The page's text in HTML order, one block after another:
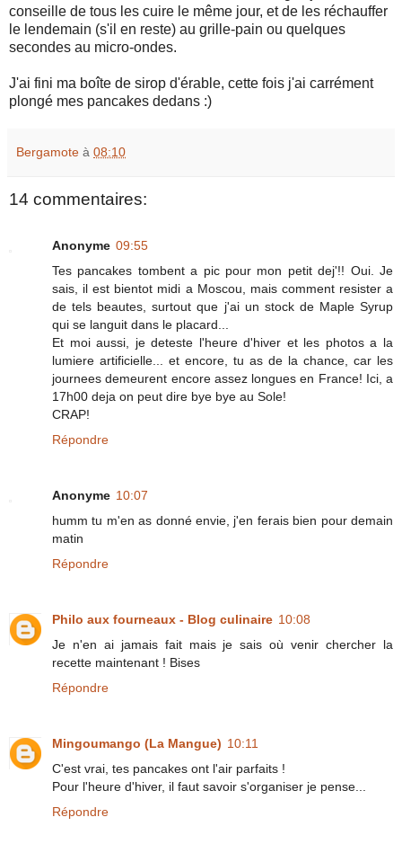
conseille de tous les cuire le même jour, et de les réchauffer
le lendemain (s'il en reste) au grille-pain ou quelques
secondes au micro-ondes.
J'ai fini ma boîte de sirop d'érable, cette fois j'ai carrément
plongé mes pancakes dedans :)
Bergamote à 08:10
14 commentaires:
Anonyme 09:55
Tes pancakes tombent a pic pour mon petit dej'!! Oui. Je
sais, il est bientot midi a Moscou, mais comment resister a
de tels beautes, surtout que j'ai un stock de Maple Syrup
qui se languit dans le placard...
Et moi aussi, je deteste l'heure d'hiver et les photos a la
lumiere artificielle... et encore, tu as de la chance, car les
journees demeurent encore assez longues en France! Ici, a
17h00 deja on peut dire bye bye au Sole!
CRAP!
Répondre
Anonyme 10:07
humm tu m'en as donné envie, j'en ferais bien pour demain
matin
Répondre
Philo aux fourneaux - Blog culinaire 10:08
Je n'en ai jamais fait mais je sais où venir chercher la
recette maintenant ! Bises
Répondre
Mingoumango (La Mangue) 10:11
C'est vrai, tes pancakes ont l'air parfaits !
Pour l'heure d'hiver, il faut savoir s'organiser je pense...
Répondre